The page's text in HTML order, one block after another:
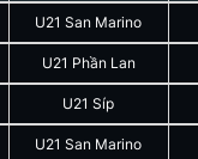
U21 San Marino
U21 Phần Lan
U21 Síp
U21 San Marino